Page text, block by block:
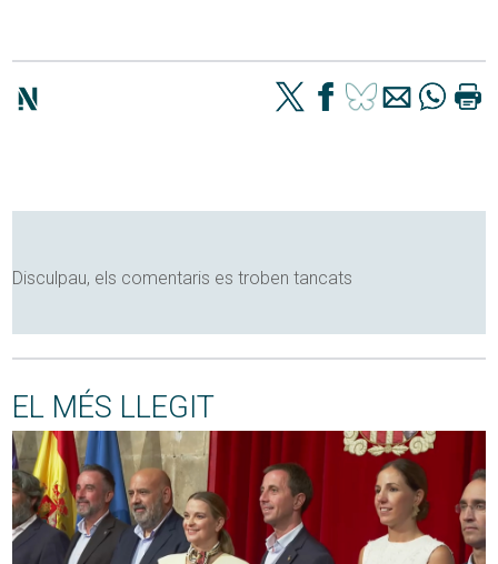
Disculpau, els comentaris es troben tancats
EL MÉS LLEGIT